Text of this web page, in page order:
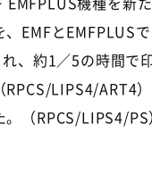
EMFとEMFPLUS
約1／5の時間で
LIPS4/ART4）
（RPCS/LIPS4/PS